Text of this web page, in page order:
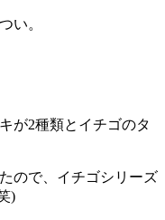
い。
が2種類とイチゴのタ
ので、イチゴシリーズ
)